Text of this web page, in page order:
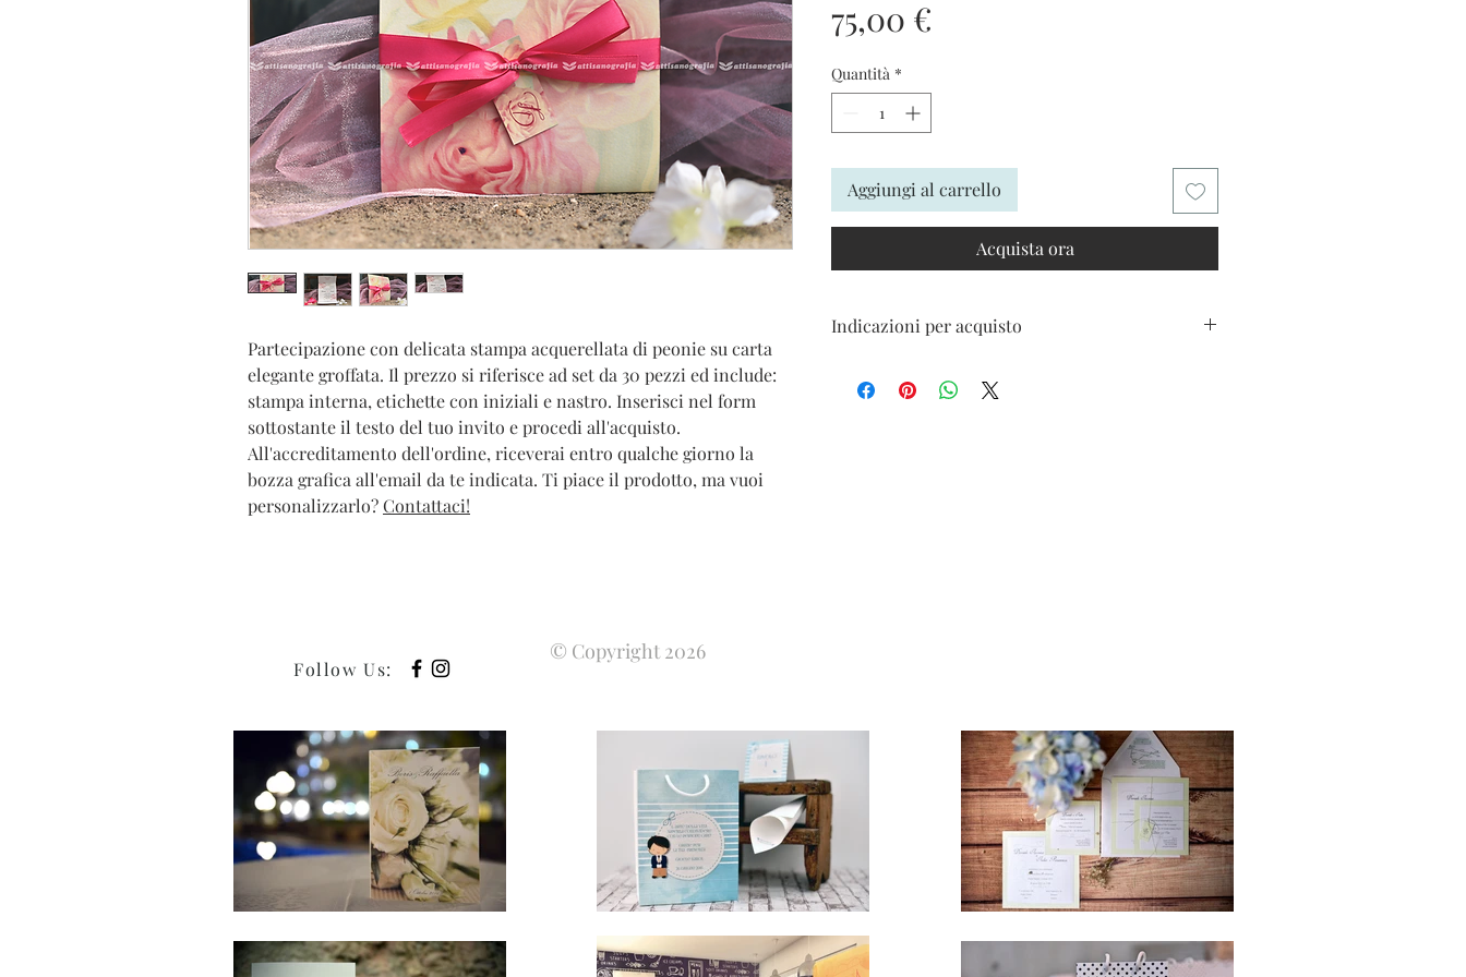
Partecipazione con delicata stampa acquerellata di peonie su carta
elegante groffata. Il prezzo si riferisce ad set da 30 pezzi ed include:
stampa interna, etichette con iniziali e nastro. Inserisci nel form
sottostante il testo del tuo invito e procedi all'acquisto.
All'accreditamento dell'ordine, riceverai entro qualche giorno la
bozza grafica all'email da te indicata. Ti piace il prodotto, ma vuoi
personalizzarlo?Contattaci!
75,00 €
Quantità *
Aggiungi al carrello
Acquista ora
Indicazioni per acquisto
verranno indicate al momento del Check-out.
Follow Us:
© Copyright 2026